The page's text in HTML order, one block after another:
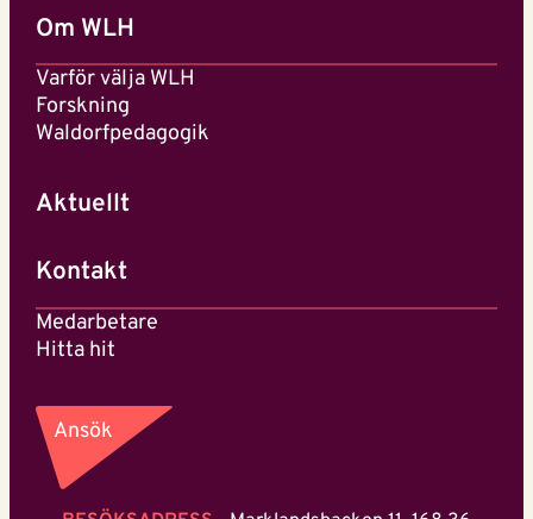
Om WLH
Varför välja WLH
Forskning
Waldorfpedagogik
Aktuellt
Kontakt
Medarbetare
Hitta hit
Ansök